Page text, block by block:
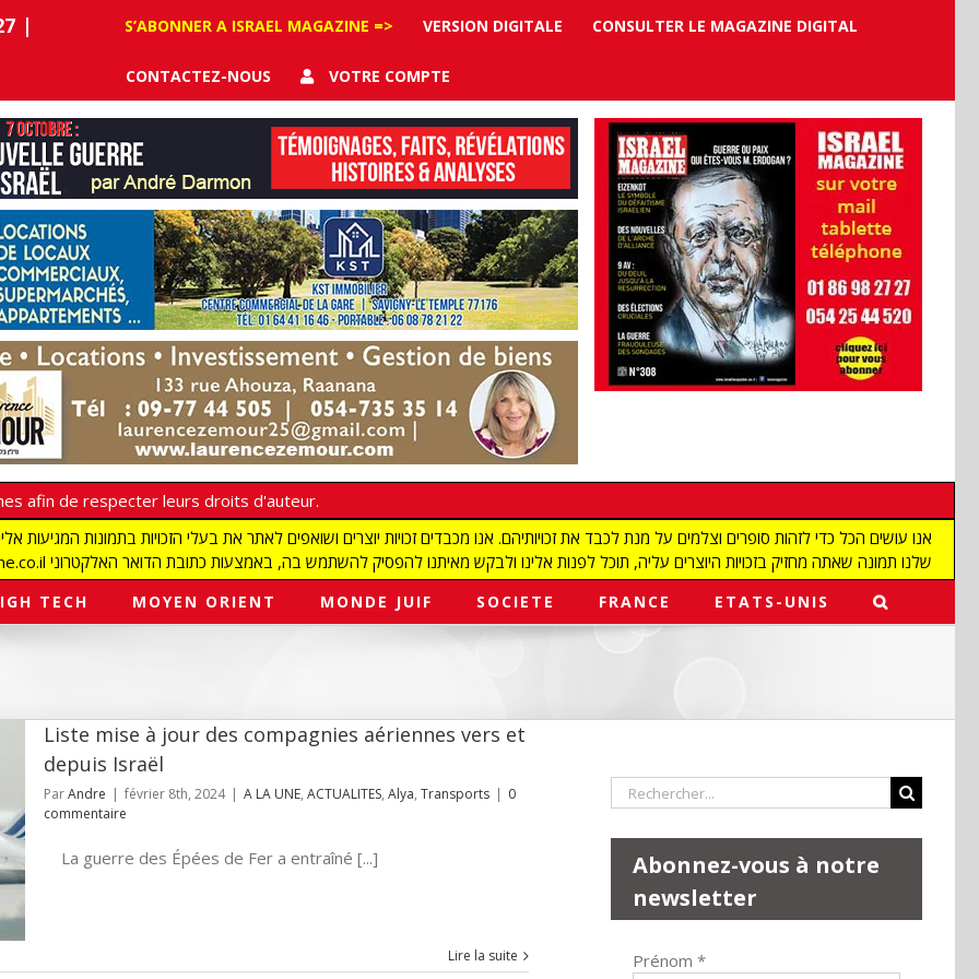
|
S’ABONNER A ISRAEL MAGAZINE => VERSION DIGITALE CONSULTER LE MAGAZINE DIGITAL
CONTACTEZ-NOUS VOTRE COMPTE
afin de respecter leurs droits d'auteur.
redaction@israelmagazine.co.il שלנו תמונה שאתה מחזיק בזכויות היוצרים עליה, תוכל לפנות אלינו ולבקש מאיתנו להפסיק להשתמש בה, באמצעות כתובת הדואר האלקטרוני
TECH MOYEN ORIENT MONDE JUIF SOCIETE FRANCE ETATS-UNIS
Liste mise à jour des compagnies aériennes vers et
depuis Israël
ParAndre | février 8th, 2024 | A LA UNE, ACTUALITES, Alya, Transports | 0
commentaire
La guerre des Épées de Fer a entraîné [...]
Lire la suite
Rechercher:
Abonnez-vous à notre
newsletter
Prénom *